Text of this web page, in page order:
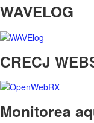
WAVELOG
CRECJ
Monitorea